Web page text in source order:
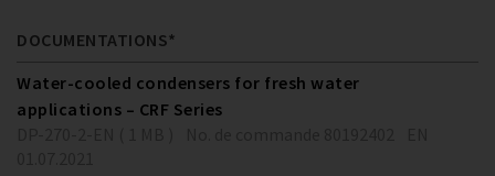
DOCUMENTATIONS*
Water-cooled condensers for fresh water
applications – CRF Series